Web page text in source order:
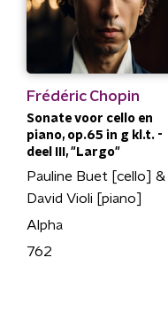
Frédéric Chopin
Sonate voor cello en
piano, op.65 in g kl.t. -
deel III, "Largo"
Pauline Buet [cello] &
David Violi [piano]
Alpha
762